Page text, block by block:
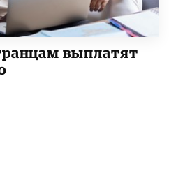
выплатят